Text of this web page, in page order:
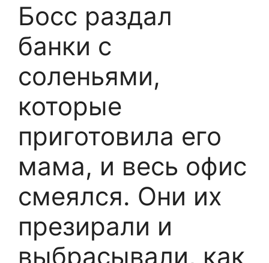
Босс раздал
банки с
соленьями,
которые
приготовила его
мама, и весь офис
смеялся. Они их
презирали и
выбрасывали, как